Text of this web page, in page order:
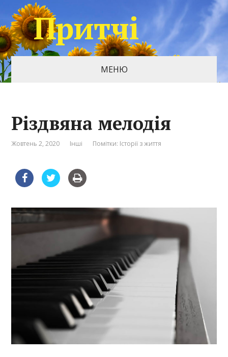
Притчі
МЕНЮ
Різдвяна мелодія
Жовтень 2, 2020 Інші Помітки: Історії з життя